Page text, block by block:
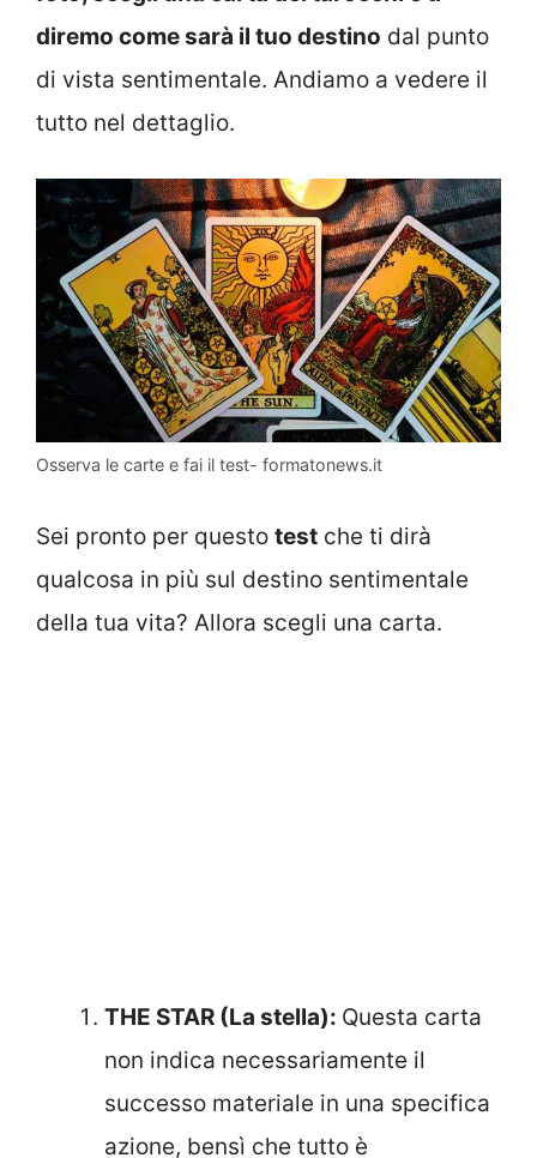
diremo come sarà il tuo destino dal punto
di vista sentimentale. Andiamo a vedere il
tutto nel dettaglio.
Osserva le carte e fai il test- formatonews.it
Sei pronto per questo test che ti dirà
qualcosa in più sul destino sentimentale
della tua vita? Allora scegli una carta.
THE STAR (La stella): Questa carta
non indica necessariamente il
successo materiale in una specifica
azione, bensì che tutto è